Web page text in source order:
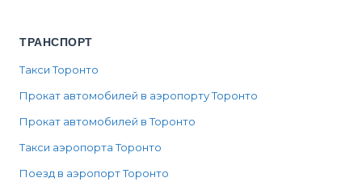
ТРАНСПОРТ
Такси Торонто
Прокат автомобилей в аэропорту Торонто
Прокат автомобилей в Торонто
Такси аэропорта Торонто
Поезд в аэропорт Торонто